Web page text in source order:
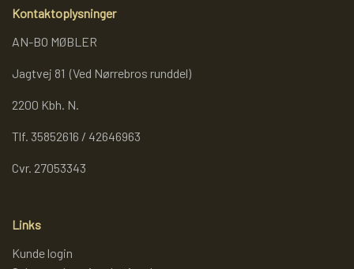
Kontaktoplysninger
AN-BO MØBLER
Jagtvej 81 (Ved Nørrebros runddel)
2200 Kbh. N.
Tlf. 35852616 / 42646963
Cvr. 27053343
Links
Kunde login